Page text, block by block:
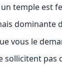
temple est
dominante
vous le
sollicitent pas